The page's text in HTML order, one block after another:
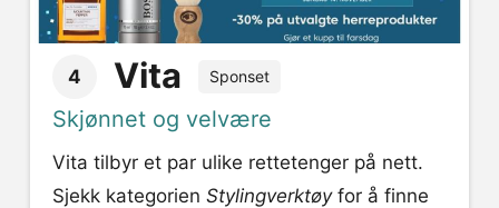
4 Vita Sponset
Skjønnet og velvære
Vita tilbyr et par ulike rettetenger på nett.
Sjekk kategorien Stylingverktøyfor å finne